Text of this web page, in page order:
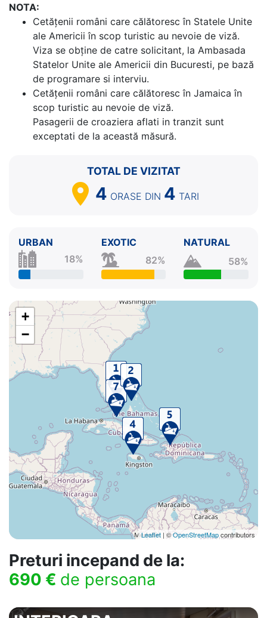
5. Labadie
6.
Zi de navigare pe Mare 0:00 - 0:00
Fort Lauderdale, Florida SUA 06:00 - ⚓
NOTA:
Cetăţenii români care călătoresc în Statele Unite
ale Americii în scop turistic au nevoie de viză.
Viza se obține de catre solicitant, la Ambasada
Statelor Unite ale Americii din Bucuresti, pe bază
de programare si interviu.
Cetăţenii români care călătoresc în Jamaica în
scop turistic au nevoie de viză.
Pasagerii de croaziera aflati in tranzit sunt
exceptati de la această măsură.
TOTAL DE VIZITAT
4 ORASE DIN 4 TARI
URBAN
18%
EXOTIC
82%
NATURAL
58%
+
−
Leaflet | ©OpenStreetMapcontributors
Preturi incepand de la:
690 € de persoana